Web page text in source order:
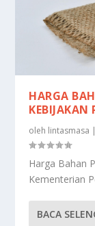
HARGA
KEBIJAKAN
oleh lintasmasa |
Harga Bahan
Kementerian
BACA